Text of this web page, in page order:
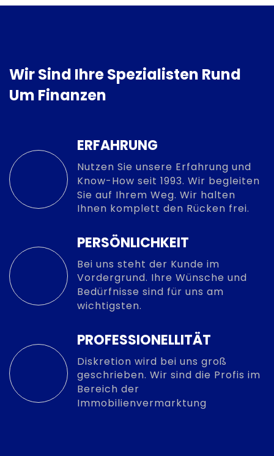
Wir Sind Ihre Spezialisten Rund
Um Finanzen
ERFAHRUNG
Nutzen Sie unsere Erfahrung und
Know-How seit 1993. Wir begleiten
Sie auf Ihrem Weg. Wir halten
Ihnen komplett den Rücken frei.
PERSÖNLICHKEIT
Bei uns steht der Kunde im
Vordergrund. Ihre Wünsche und
Bedürfnisse sind für uns am
wichtigsten.
PROFESSIONELLITÄT
Diskretion wird bei uns groß
geschrieben. Wir sind die Profis im
Bereich der
Immobilienvermarktung